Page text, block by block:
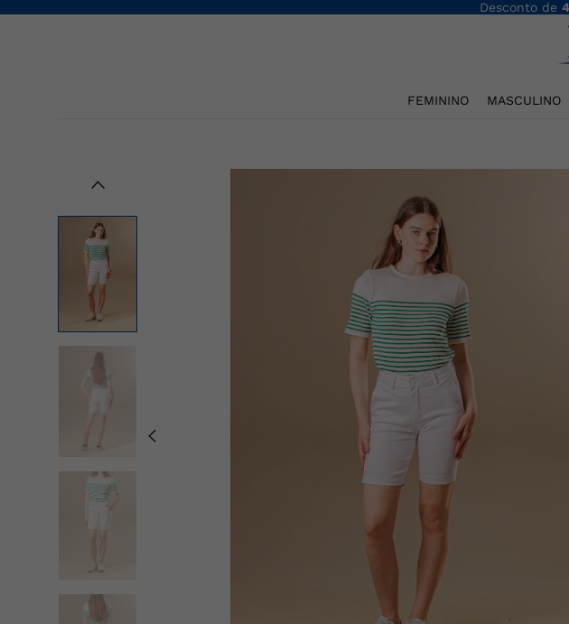
Desconto de
FEMININO MASCULINO